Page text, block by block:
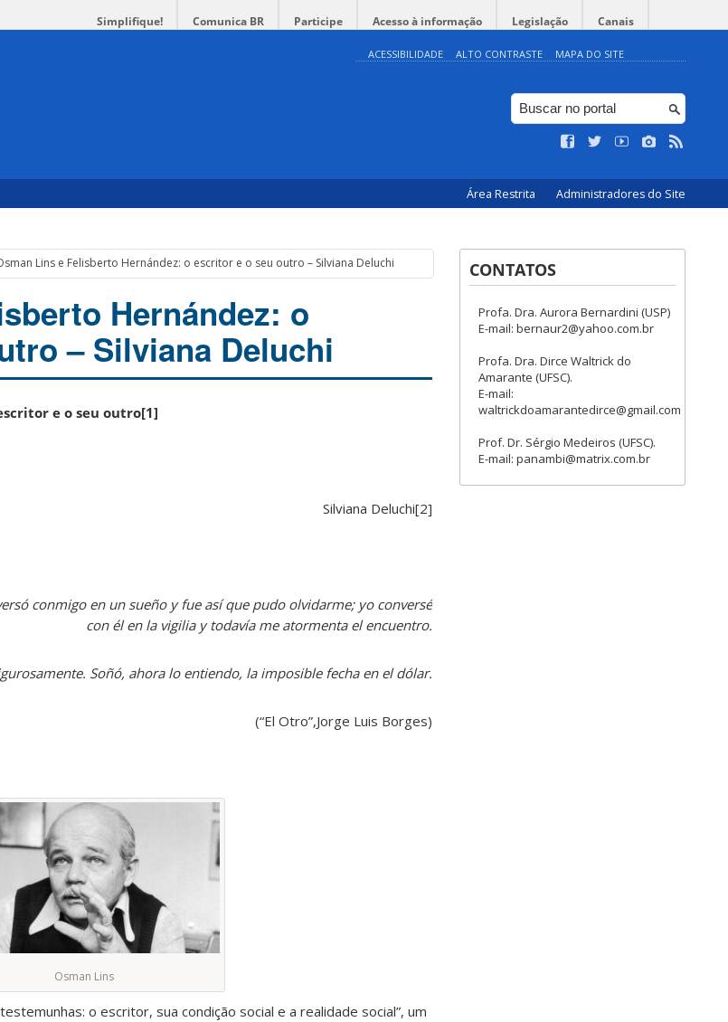
Simplifique! Comunica BR Participe Acesso à informação Legislação Canais
ACESSIBILIDADE ALTO CONTRASTE MAPA DO SITE
Área Restrita Administradores do Site
Lins e Felisberto Hernández: o escritor e o seu outro – Silviana Deluchi
Hernández: o
– Silviana Deluchi
e o seu outro[1]
Silviana Deluchi[2]
conmigo en un sueño y fue así que pudo olvidarme; yo conversé
con él en la vigilia y todavía me atormenta el encuentro.
Soñó, ahora lo entiendo, la imposible fecha en el dólar.
(“El Otro”,Jorge Luis Borges)
Osman Lins
o escritor, sua condição social e a realidade social”, um
CONTATOS
Profa. Dra. Aurora Bernardini (USP)
E-mail: bernaur2@yahoo.com.br
Profa. Dra. Dirce Waltrick do
Amarante (UFSC).
E-mail:
waltrickdoamarantedirce@gmail.com
Prof. Dr. Sérgio Medeiros (UFSC).
E-mail: panambi@matrix.com.br